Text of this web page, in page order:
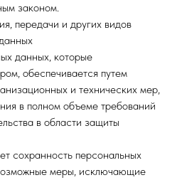
законом.
передачи и других видов
данных, которые
обеспечивается путем
и технических мер,
в полном объеме требований
в области защиты
сохранность персональных
меры, исключающие